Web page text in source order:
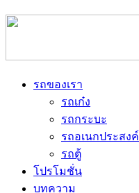
รถของเรา
รถเก๋ง
รถกระบะ
รถอเนกประสงค์
รถตู้
โปรโมชั่น
บทความ